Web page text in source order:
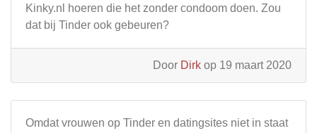
Kinky.nl hoeren die het zonder condoom doen. Zou
dat bij Tinder ook gebeuren?
Door Dirk op 19 maart 2020
Omdat vrouwen op Tinder en datingsites niet in staat